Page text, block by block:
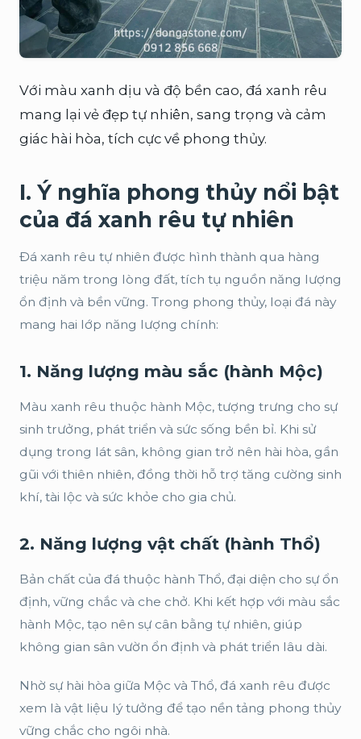
Với màu xanh dịu và độ bền cao, đá xanh rêu
mang lại vẻ đẹp tự nhiên, sang trọng và cảm
giác hài hòa, tích cực về phong thủy.
I. Ý nghĩa phong thủy nổi bật
của đá xanh rêu tự nhiên
Đá xanh rêu tự nhiên được hình thành qua hàng
triệu năm trong lòng đất, tích tụ nguồn năng lượng
ổn định và bền vững. Trong phong thủy, loại đá này
mang hai lớp năng lượng chính:
1. Năng lượng màu sắc (hành Mộc)
Màu xanh rêu thuộc hành Mộc, tượng trưng cho sự
sinh trưởng, phát triển và sức sống bền bỉ. Khi sử
dụng trong lát sân, không gian trở nên hài hòa, gần
gũi với thiên nhiên, đồng thời hỗ trợ tăng cường sinh
khí, tài lộc và sức khỏe cho gia chủ.
2. Năng lượng vật chất (hành Thổ)
Bản chất của đá thuộc hành Thổ, đại diện cho sự ổn
định, vững chắc và che chở. Khi kết hợp với màu sắc
hành Mộc, tạo nên sự cân bằng tự nhiên, giúp
không gian sân vườn ổn định và phát triển lâu dài.
Nhờ sự hài hòa giữa Mộc và Thổ, đá xanh rêu được
xem là vật liệu lý tưởng để tạo nền tảng phong thủy
vững chắc cho ngôi nhà.